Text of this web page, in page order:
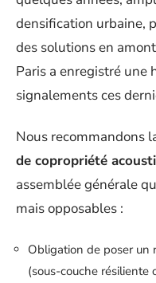
densification urbaine,
des solutions en
Paris a enregistré une
signalements ces
Nous recommandons
de copropriété
assemblée générale
mais opposables :
Obligation de poser un
(sous-couche résiliente